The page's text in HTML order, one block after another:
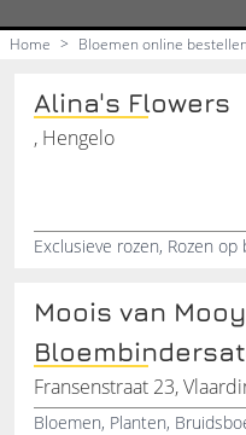
Home > Bloemen online bestellen
Alina's Flowers
, Hengelo
Moois van Mooy
Fransenstraat 23,